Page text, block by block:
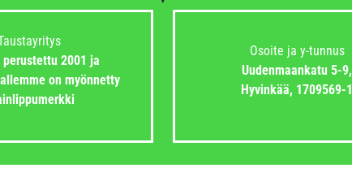
2001 ja
on myönnetty
Osoite ja y-tunnus
Uudenmaankatu 5-9,
Hyvinkää, 1709569-1